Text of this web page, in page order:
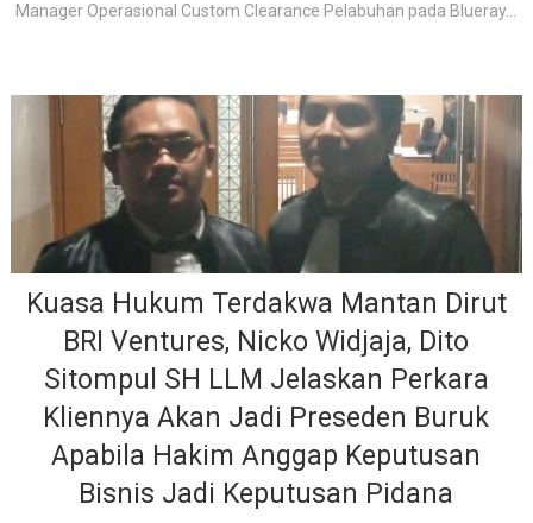
Manager Operasional Custom Clearance Pelabuhan pada Blueray...
Kuasa Hukum Terdakwa Mantan Dirut
BRI Ventures, Nicko Widjaja, Dito
Sitompul SH LLM Jelaskan Perkara
Kliennya Akan Jadi Preseden Buruk
Apabila Hakim Anggap Keputusan
Bisnis Jadi Keputusan Pidana